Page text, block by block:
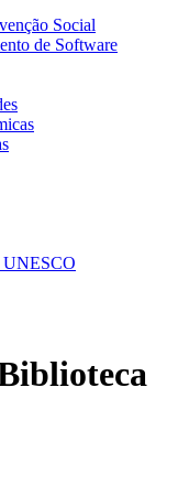
Social
de Software
UNESCO